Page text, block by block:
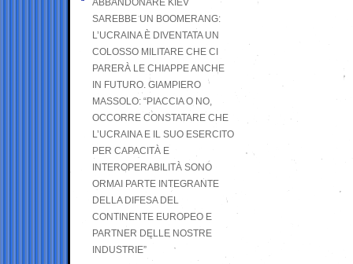
ABBANDONARE KIEV
SAREBBE UN BOOMERANG:
L’UCRAINA È DIVENTATA UN
COLOSSO MILITARE CHE CI
PARERÀ LE CHIAPPE ANCHE
IN FUTURO. GIAMPIERO
MASSOLO: “PIACCIA O NO,
OCCORRE CONSTATARE CHE
L’UCRAINA E IL SUO ESERCITO
PER CAPACITÀ E
INTEROPERABILITÀ SONO
ORMAI PARTE INTEGRANTE
DELLA DIFESA DEL
CONTINENTE EUROPEO E
PARTNER DELLE NOSTRE
INDUSTRIE”